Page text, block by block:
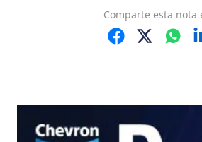
Comparte esta nota